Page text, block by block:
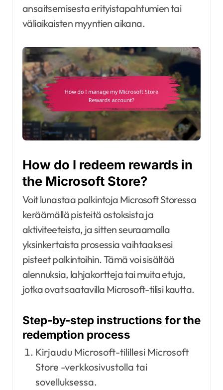
ansaitsemisesta erityistapahtumien tai
väliaikaisten myyntien aikana.
How do I redeem rewards in
the Microsoft Store?
Voit lunastaa palkintoja Microsoft Storessa
keräämällä pisteitä ostoksista ja
aktiviteeteista, ja sitten seuraamalla
yksinkertaista prosessia vaihtaaksesi
pisteet palkintoihin. Tämä voi sisältää
alennuksia, lahjakortteja tai muita etuja,
jotka ovat saatavilla Microsoft-tilisi kautta.
Step-by-step instructions for the
redemption process
Kirjaudu Microsoft-tilillesi Microsoft
Store -verkkosivustolla tai
sovelluksessa.